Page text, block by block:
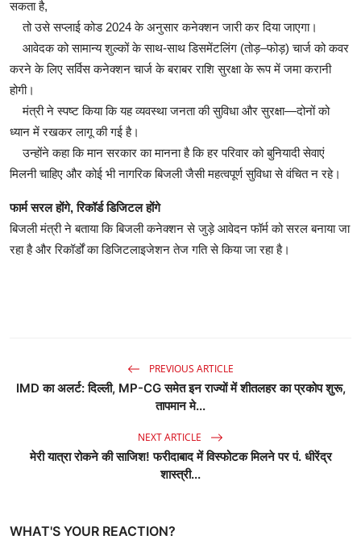
सकता है,
तो उसे सप्लाई कोड 2024 के अनुसार कनेक्शन जारी कर दिया जाएगा।
आवेदक को सामान्य शुल्कों के साथ-साथ डिसमेंटलिंग (तोड़–फोड़) चार्ज को कवर
करने के लिए सर्विस कनेक्शन चार्ज के बराबर राशि सुरक्षा के रूप में जमा करानी
होगी।
मंत्री ने स्पष्ट किया कि यह व्यवस्था जनता की सुविधा और सुरक्षा—दोनों को
ध्यान में रखकर लागू की गई है।
उन्होंने कहा कि मान सरकार का मानना है कि हर परिवार को बुनियादी सेवाएं
मिलनी चाहिए और कोई भी नागरिक बिजली जैसी महत्वपूर्ण सुविधा से वंचित न रहे।
फार्म सरल होंगे, रिकॉर्ड डिजिटल होंगे
बिजली मंत्री ने बताया कि बिजली कनेक्शन से जुड़े आवेदन फॉर्म को सरल बनाया जा
रहा है और रिकॉर्डों का डिजिटलाइजेशन तेज गति से किया जा रहा है।
PREVIOUS ARTICLE
IMD का अलर्ट: दिल्ली, MP-CG समेत इन राज्यों में शीतलहर का प्रकोप शुरू,
तापमान मे...
NEXT ARTICLE
मेरी यात्रा रोकने की साजिश! फरीदाबाद में विस्फोटक मिलने पर पं. धीरेंद्र
शास्त्री...
WHAT'S YOUR REACTION?